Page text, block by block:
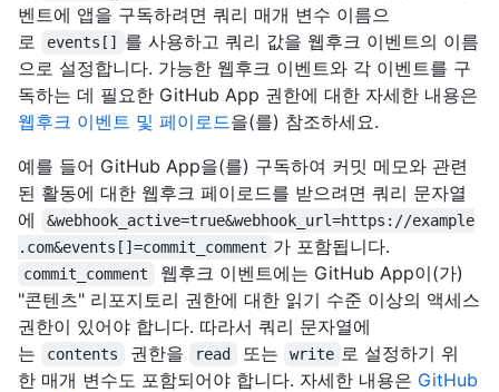
벤트에 앱을 구독하려면 쿼리 매개 변수 이름으
로
events[]
를 사용하고 쿼리 값을 웹후크 이벤트의 이름
으로 설정합니다. 가능한 웹후크 이벤트와 각 이벤트를 구
독하는 데 필요한 GitHub App 권한에 대한 자세한 내용은
웹후크 이벤트 및 페이로드을(를) 참조하세요.
예를 들어 GitHub App을(를) 구독하여 커밋 메모와 관련
된 활동에 대한 웹후크 페이로드를 받으려면 쿼리 문자열
에
&webhook_active=true&webhook_url=https://example
.com&events[]=commit_comment 가 포함됩니다.
commit_comment
웹후크 이벤트에는 GitHub App이(가)
"콘텐츠" 리포지토리 권한에 대한 읽기 수준 이상의 액세스
권한이 있어야 합니다. 따라서 쿼리 문자열에
는
contents 권한을 read 또는 write 로 설정하기 위
한 매개 변수도 포함되어야 합니다. 자세한 내용은 GitHub